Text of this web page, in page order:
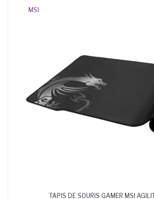
MSI
TAPIS DE SOURIS GAMER MSI